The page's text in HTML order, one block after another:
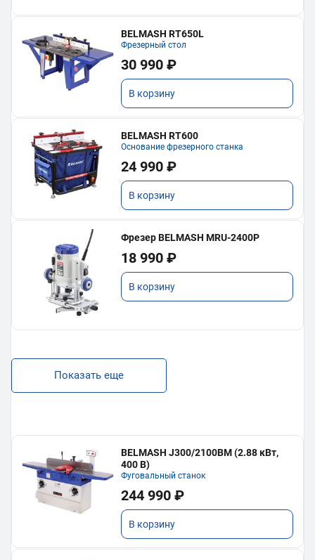
BELMASH RT650L
Фрезерный стол
30 990 ₽
В корзину
BELMASH RT600
Основание фрезерного станка
24 990 ₽
В корзину
Фрезер BELMASH MRU-2400P
18 990 ₽
В корзину
Показать еще
BELMASH J300/2100ВМ (2.88 кВт,
400 В)
Фуговальный станок
244 990 ₽
В корзину